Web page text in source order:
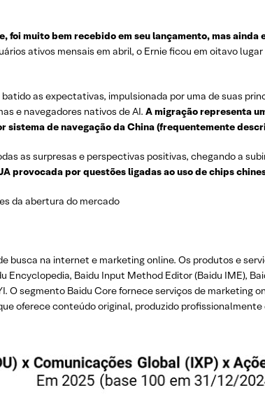
foi muito bem recebido em seu lançamento, mas
ativos mensais em abril, o Ernie ficou em oitavo
as expectativas, impulsionada por uma de suas
e navegadores nativos de AI. A migração representa
sistema de navegação da China (frequentemente
as surpresas e perspectivas positivas, chegando a
provocada por questões ligadas ao uso de chips
da abertura do mercado
busca na internet e marketing online. Os produtos e
Encyclopedia, Baidu Input Method Editor (Baidu IME),
O segmento Baidu Core fornece serviços de marketing
oferece conteúdo original, produzido